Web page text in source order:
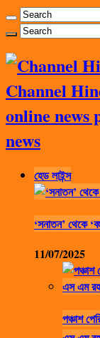
Channel
online news
news
হেড লাইন্স
‘সনাতন’ থেকে
11/07/2025
পঞ্চাশ